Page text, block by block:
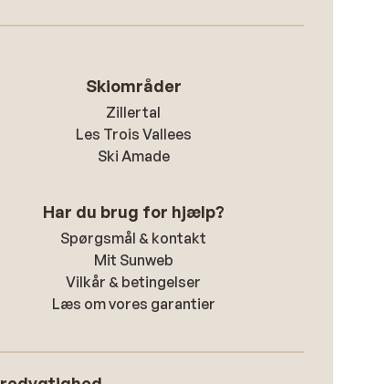
Skiområder
Zillertal
Les Trois Vallees
Ski Amade
Har du brug for hjælp?
Spørgsmål & kontakt
Mit Sunweb
Vilkår & betingelser
Læs om vores garantier